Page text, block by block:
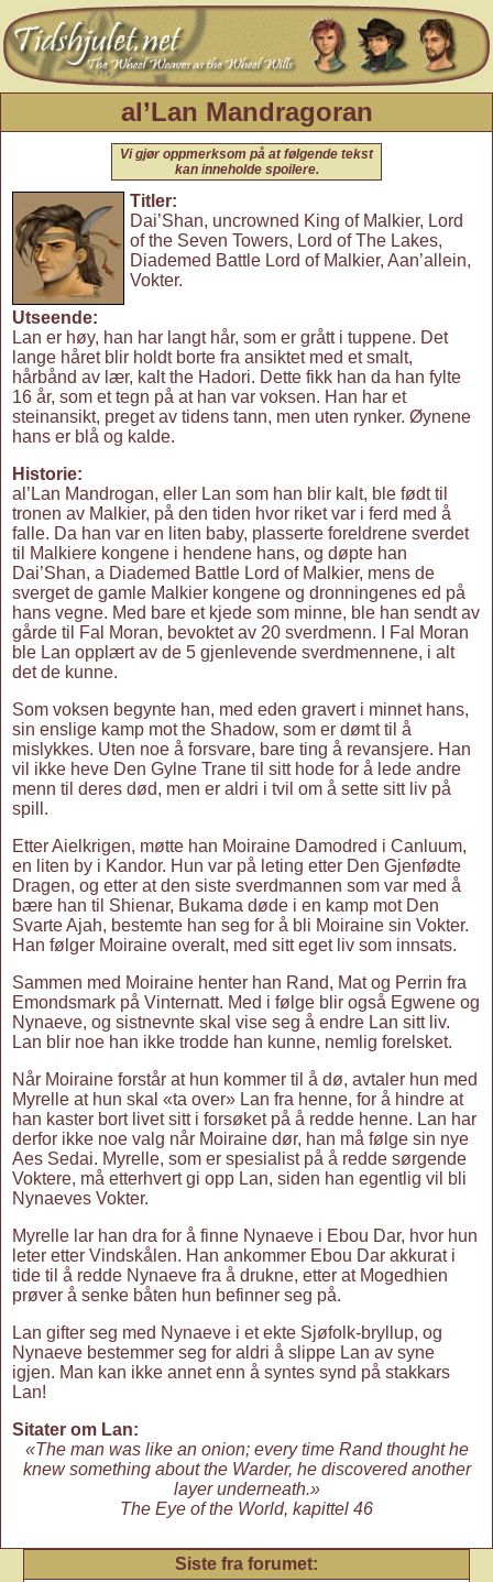
al’Lan Mandragoran
Vi gjør oppmerksom på at følgende tekst
kan inneholde spoilere.
Titler:
Dai’Shan, uncrowned King of Malkier, Lord
of the Seven Towers, Lord of The Lakes,
Diademed Battle Lord of Malkier, Aan’allein,
Vokter.
Utseende:
Lan er høy, han har langt hår, som er grått i tuppene. Det
lange håret blir holdt borte fra ansiktet med et smalt,
hårbånd av lær, kalt the Hadori. Dette fikk han da han fylte
16 år, som et tegn på at han var voksen. Han har et
steinansikt, preget av tidens tann, men uten rynker. Øynene
hans er blå og kalde.
Historie:
al’Lan Mandrogan, eller Lan som han blir kalt, ble født til
tronen av Malkier, på den tiden hvor riket var i ferd med å
falle. Da han var en liten baby, plasserte foreldrene sverdet
til Malkiere kongene i hendene hans, og døpte han
Dai’Shan, a Diademed Battle Lord of Malkier, mens de
sverget de gamle Malkier kongene og dronningenes ed på
hans vegne. Med bare et kjede som minne, ble han sendt av
gårde til Fal Moran, bevoktet av 20 sverdmenn. I Fal Moran
ble Lan opplært av de 5 gjenlevende sverdmennene, i alt
det de kunne.
Som voksen begynte han, med eden gravert i minnet hans,
sin enslige kamp mot the Shadow, som er dømt til å
mislykkes. Uten noe å forsvare, bare ting å revansjere. Han
vil ikke heve Den Gylne Trane til sitt hode for å lede andre
menn til deres død, men er aldri i tvil om å sette sitt liv på
spill.
Etter Aielkrigen, møtte han Moiraine Damodred i Canluum,
en liten by i Kandor. Hun var på leting etter Den Gjenfødte
Dragen, og etter at den siste sverdmannen som var med å
bære han til Shienar, Bukama døde i en kamp mot Den
Svarte Ajah, bestemte han seg for å bli Moiraine sin Vokter.
Han følger Moiraine overalt, med sitt eget liv som innsats.
Sammen med Moiraine henter han Rand, Mat og Perrin fra
Emondsmark på Vinternatt. Med i følge blir også Egwene og
Nynaeve, og sistnevnte skal vise seg å endre Lan sitt liv.
Lan blir noe han ikke trodde han kunne, nemlig forelsket.
Når Moiraine forstår at hun kommer til å dø, avtaler hun med
Myrelle at hun skal «ta over» Lan fra henne, for å hindre at
han kaster bort livet sitt i forsøket på å redde henne. Lan har
derfor ikke noe valg når Moiraine dør, han må følge sin nye
Aes Sedai. Myrelle, som er spesialist på å redde sørgende
Voktere, må etterhvert gi opp Lan, siden han egentlig vil bli
Nynaeves Vokter.
Myrelle lar han dra for å finne Nynaeve i Ebou Dar, hvor hun
leter etter Vindskålen. Han ankommer Ebou Dar akkurat i
tide til å redde Nynaeve fra å drukne, etter at Mogedhien
prøver å senke båten hun befinner seg på.
Lan gifter seg med Nynaeve i et ekte Sjøfolk-bryllup, og
Nynaeve bestemmer seg for aldri å slippe Lan av syne
igjen. Man kan ikke annet enn å syntes synd på stakkars
Lan!
Sitater om Lan:
«The man was like an onion; every time Rand thought he
knew something about the Warder, he discovered another
layer underneath.»
The Eye of the World, kapittel 46
Siste fra forumet: